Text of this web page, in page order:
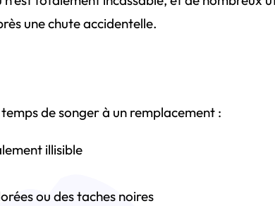
une chute accidentelle.
de songer à un remplacement :
illisible
ou des taches noires